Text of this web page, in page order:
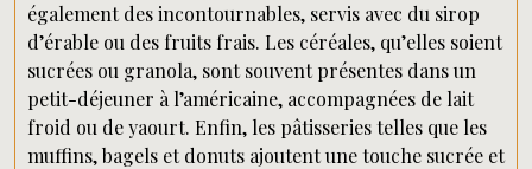
également des incontournables, servis avec du sirop
d’érable ou des fruits frais. Les céréales, qu’elles soient
sucrées ou granola, sont souvent présentes dans un
petit-déjeuner à l’américaine, accompagnées de lait
froid ou de yaourt. Enfin, les pâtisseries telles que les
muffins, bagels et donuts ajoutent une touche sucrée et